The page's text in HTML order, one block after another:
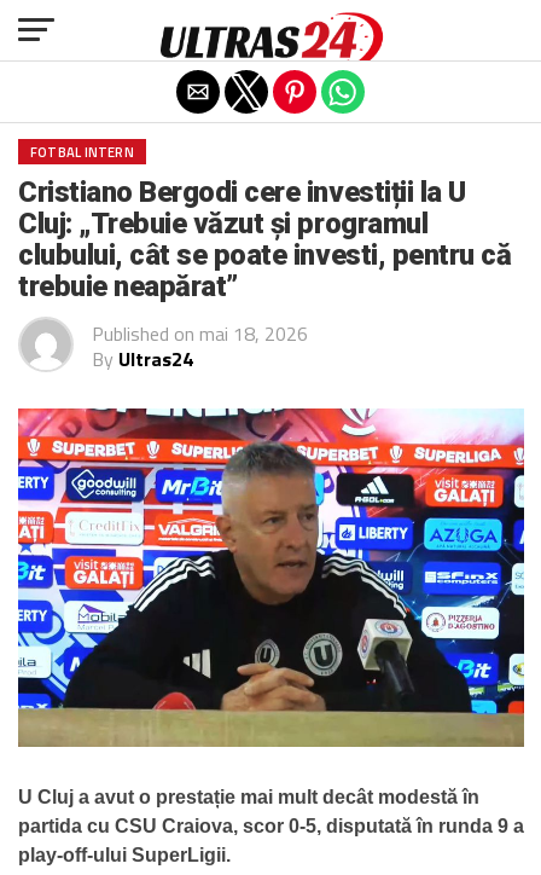
FOTBAL INTERN
Cristiano Bergodi cere investiții la U
Cluj: „Trebuie văzut și programul
clubului, cât se poate investi, pentru că
trebuie neapărat”
Published on mai 18, 2026
By Ultras24
U Cluj a avut o prestație mai mult decât modestă în
partida cu CSU Craiova, scor 0-5, disputată în runda 9 a
play-off-ului SuperLigii.
Exit mobile version